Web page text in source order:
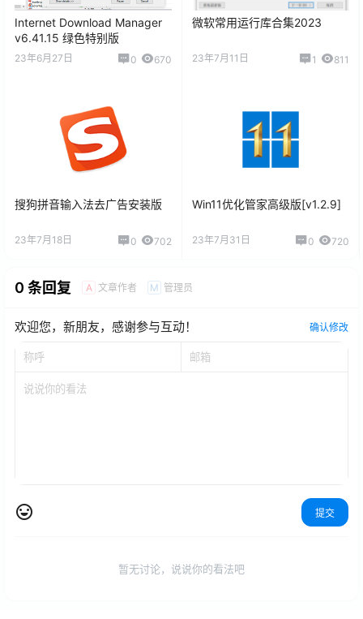
Internet Download Manager
v6.41.15 绿色特别版
23年6月27日 0 670
微软常用运行库合集2023
23年7月11日 1 811
搜狗拼音输入法去广告安装版
23年7月18日 0 702
Win11优化管家高级版[v1.2.9]
23年7月31日 0 720
0 条回复 A 文章作者 M 管理员
欢迎您，新朋友，感谢参与互动！ 确认修改
提交
暂无讨论，说说你的看法吧